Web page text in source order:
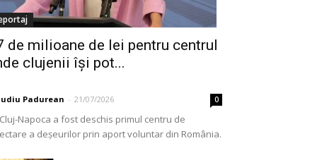
de milioane de lei pentru centrul
clujenii își pot...
Padurean - 21/07/2026 0
Napoca a fost deschis primul centru de
a deșeurilor prin aport voluntar din România.